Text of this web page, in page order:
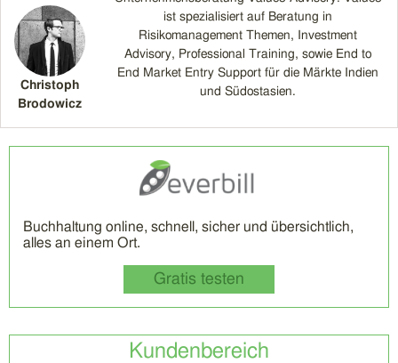
Christoph
Brodowicz
ist spezialisiert auf Beratung in
Risikomanagement Themen, Investment
Advisory, Professional Training, sowie End to
End Market Entry Support für die Märkte Indien
und Südostasien.
Buchhaltung online, schnell, sicher und übersichtlich,
alles an einem Ort.
Gratis testen
Kundenbereich